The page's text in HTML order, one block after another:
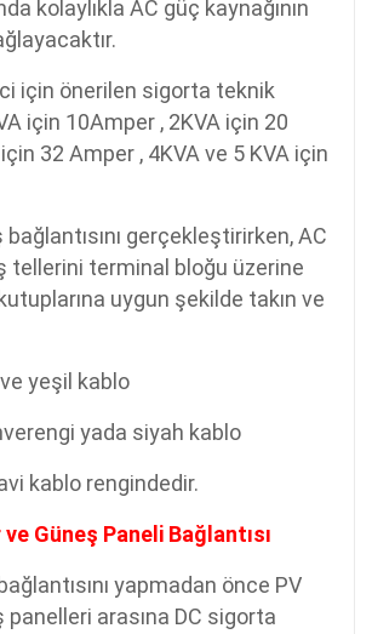
kolaylıkla AC güç kaynağının
için önerilen sigorta teknik
için 10Amper , 2KVA için 20
32 Amper , 4KVA ve 5 KVA için
bağlantısını gerçekleştirirken, AC
tellerini terminal bloğu üzerine
uygun şekilde takın ve
yeşil kablo
yada siyah kablo
kablo rengindedir.
Güneş Paneli Bağlantısı
yapmadan önce PV
panelleri arasına DC sigorta